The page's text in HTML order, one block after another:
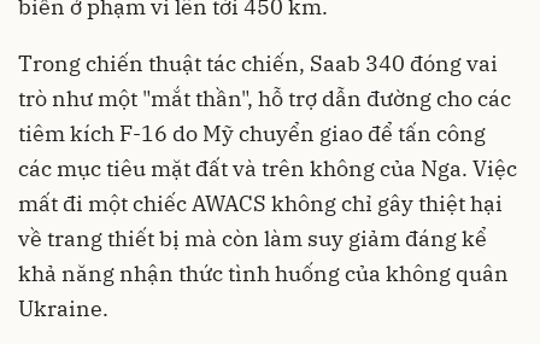
biển ở phạm vi lên tới 450 km.
Trong chiến thuật tác chiến, Saab 340 đóng vai
trò như một "mắt thần", hỗ trợ dẫn đường cho các
tiêm kích F-16 do Mỹ chuyển giao để tấn công
các mục tiêu mặt đất và trên không của Nga. Việc
mất đi một chiếc AWACS không chỉ gây thiệt hại
về trang thiết bị mà còn làm suy giảm đáng kể
khả năng nhận thức tình huống của không quân
Ukraine.